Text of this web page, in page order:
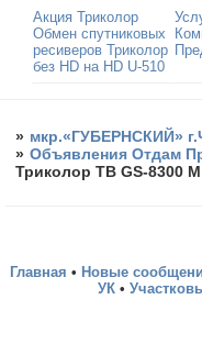
Акция Триколор
Обмен спутниковых
ресиверов Триколор
без HD на HD U-510
» мкр.«ГУБЕРНСКИЙ»
» Объявления Отдам
Триколор ТВ GS-8300 М
Главная • Новые
УК •